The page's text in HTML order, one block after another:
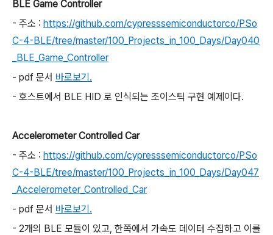
BLE Game Controller
- 주소 : https://github.com/cypresssemiconductorco/PSo
C-4-BLE/tree/master/100_Projects_in_100_Days/Day040
_BLE_Game_Controller
- pdf 문서 바로보기.
- 호스트에서 BLE HID 로 인식되는 조이스틱 구현 예제이다.
Accelerometer Controlled Car
- 주소 : https://github.com/cypresssemiconductorco/PSo
C-4-BLE/tree/master/100_Projects_in_100_Days/Day047
_Accelerometer_Controlled_Car
- pdf 문서 바로보기.
- 2개의 BLE 모듈이 있고, 한쪽에서 가속도 데이터 수집하고 이를